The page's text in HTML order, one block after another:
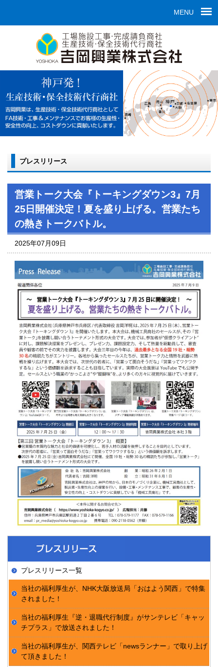
MENU
プレスリリース
営業トーク大会『トーキングダウン3』7月
25日開催決定！夏を盛り上げる。営業たち
の熱きトークバトル。
2025年07月09日
プレスリリース一覧
当社の福利厚生が、NHK大阪放送局「おはよう関西」で特集
されました！
当社の福利厚生『逆・退職代行制度』がサンテレビ「キャッ
チプラス」で放送されました！
当社の福利厚生が、関西テレビ「newsランナー」で取り上げ
て頂きました！